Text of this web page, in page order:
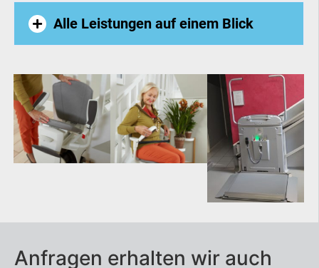
Alle Leistungen auf einem Blick
Außenlift
Homelift
Hublift
Seniorenlift
Treppenaufzug
Anfragen erhalten wir auch